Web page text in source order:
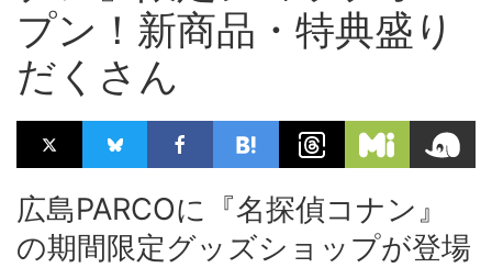
プン！新商品・特典盛り
だくさん
広島PARCOに『名探偵コナン』
の期間限定グッズショップが登場